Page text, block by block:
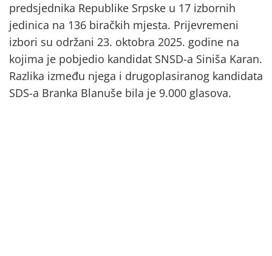
predsjednika Republike Srpske u 17 izbornih
jedinica na 136 biračkih mjesta. Prijevremeni
izbori su održani 23. oktobra 2025. godine na
kojima je pobjedio kandidat SNSD-a Siniša Karan.
Razlika između njega i drugoplasiranog kandidata
SDS-a Branka Blanuše bila je 9.000 glasova.